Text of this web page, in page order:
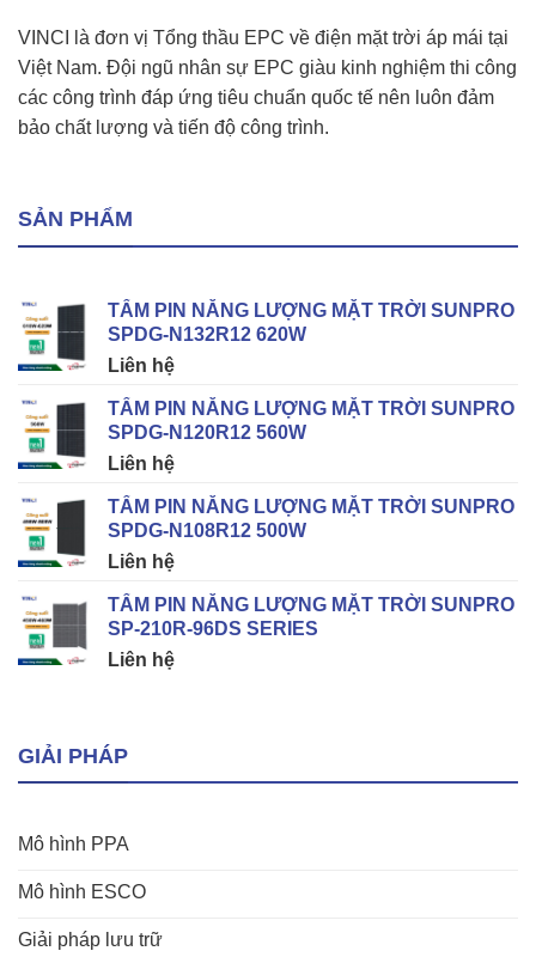
VINCI là đơn vị Tổng thầu EPC về điện mặt trời áp mái tại
Việt Nam. Đội ngũ nhân sự EPC giàu kinh nghiệm thi công
các công trình đáp ứng tiêu chuẩn quốc tế nên luôn đảm
bảo chất lượng và tiến độ công trình.
SẢN PHẨM
TẤM PIN NĂNG LƯỢNG MẶT TRỜI SUNPRO
SPDG-N132R12 620W
Liên hệ
TẤM PIN NĂNG LƯỢNG MẶT TRỜI SUNPRO
SPDG-N120R12 560W
Liên hệ
TẤM PIN NĂNG LƯỢNG MẶT TRỜI SUNPRO
SPDG-N108R12 500W
Liên hệ
TẤM PIN NĂNG LƯỢNG MẶT TRỜI SUNPRO
SP-210R-96DS SERIES
Liên hệ
GIẢI PHÁP
Mô hình PPA
Mô hình ESCO
Giải pháp lưu trữ